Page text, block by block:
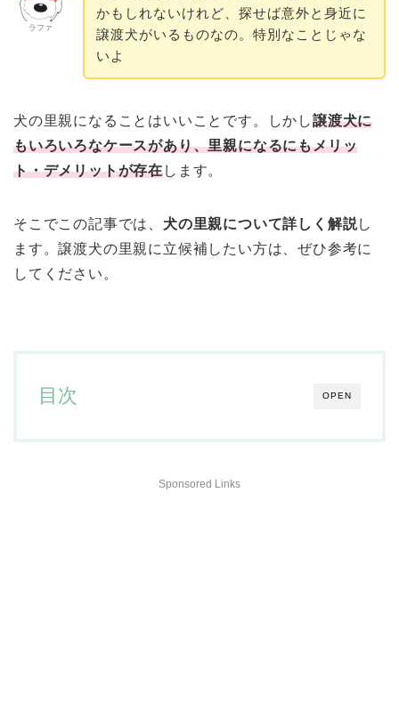
ラファ
かもしれないけれど、探せば意外と身近に
譲渡犬がいるものなの。特別なことじゃな
いよ
犬の里親になることはいいことです。しかし譲渡犬に
もいろいろなケースがあり、里親になるにもメリッ
ト・デメリットが存在します。
そこでこの記事では、 犬の里親について詳しく解説し
ます。譲渡犬の里親に立候補したい方は、ぜひ参考に
してください。
OPEN
目次
Sponsored Links